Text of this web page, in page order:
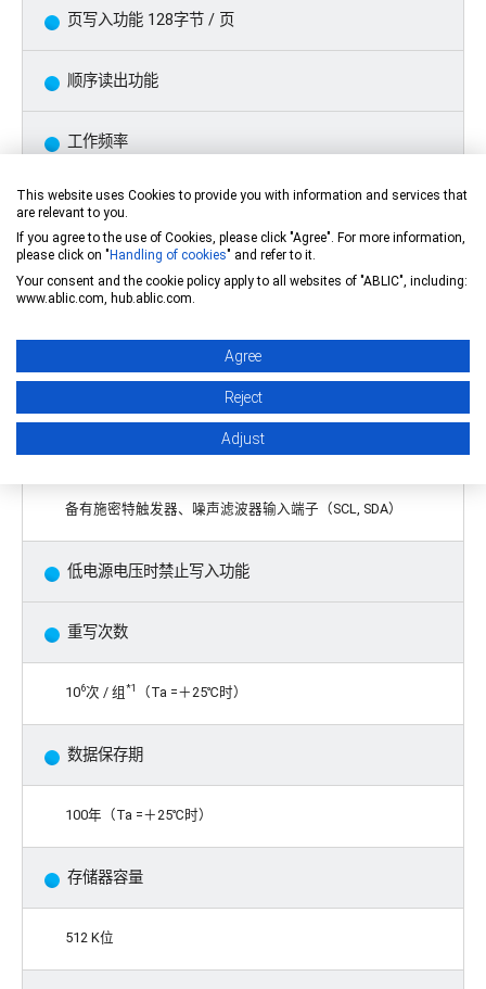
页写入功能 128字节 / 页
顺序读出功能
工作频率
1.0 MHz（Vcc= 2.5 V ~ 5.5 V）
400 kHz（Vcc= 1.6 V ~ 2.5 V）
5.0 ms (最大值)
备有施密特触发器、噪声滤波器输入端子（SCL, SDA）
低电源电压时禁止写入功能
重写次数
106次 / 组 *1 （Ta =＋25℃时）
数据保存期
100年（Ta =＋25℃时）
存储器容量
512 K位
This website uses Cookies to provide you with information and services that
are relevant to you.
If you agree to the use of Cookies, please click "Agree". For more information,
please click on " Handling of cookies" and refer to it.
Your consent and the cookie policy apply to all websites of "ABLIC", including:
www.ablic.com, hub.ablic.com.
Agree
Reject
Adjust